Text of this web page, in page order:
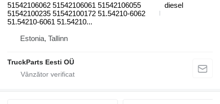
51542106062 51542106061 51542106055
51542100235 51542100172 51.54210-6062
51.54210-6061 51.54210...
diesel
Estonia, Tallinn
TruckParts Eesti OÜ